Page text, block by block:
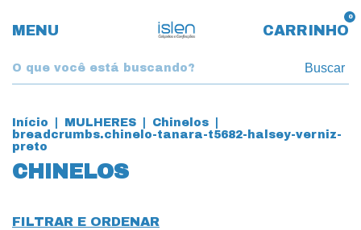
MENU CARRINHO
0
Buscar
Início MULHERES Chinelos
breadcrumbs.chinelo-tanara-t5682-halsey-verniz-
preto
CHINELOS
FILTRAR E ORDENAR